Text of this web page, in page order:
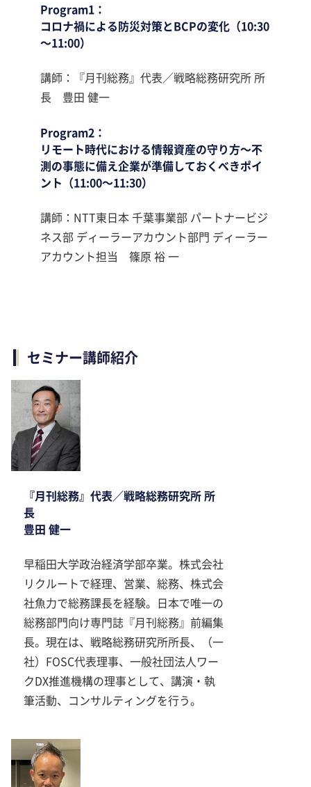
Program1：
コロナ禍による防災対策とBCPの変化（10:30
～11:00）
講師：『月刊総務』代表／戦略総務研究所 所
長 豊田 健一
Program2：
リモート時代における情報資産の守り方～不
測の事態に備え企業が準備しておくべきポイ
ント（11:00～11:30）
講師：NTT東日本 千葉事業部 パートナービジ
ネス部 ディーラーアカウント部門 ディーラー
アカウント担当 篠原 裕 一
セミナー講師紹介
『月刊総務』代表／戦略総務研究所 所
長
豊田 健一
早稲田大学政治経済学部卒業。株式会社
リクルートで経理、営業、総務、株式会
社魚力で総務課長を経験。日本で唯一の
総務部門向け専門誌『月刊総務』前編集
長。現在は、戦略総務研究所所長、（一
社）FOSC代表理事、一般社団法人ワー
クDX推進機構の理事として、講演・執
筆活動、コンサルティングを行う。